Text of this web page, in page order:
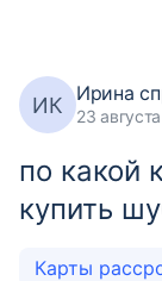
ИК Ирина
23
по какой
купить
Карты